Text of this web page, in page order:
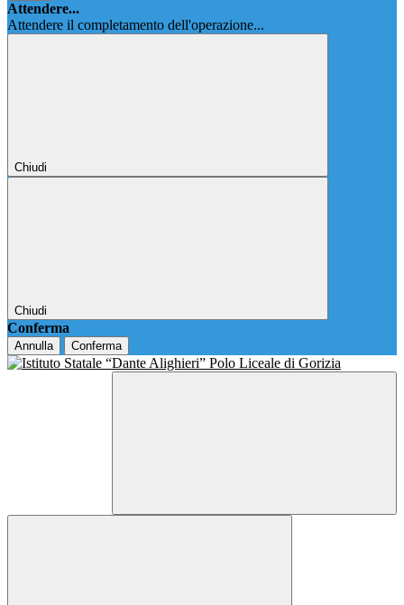
Attendere...
Attendere il completamento dell'operazione...
Chiudi
Chiudi
Conferma
Annulla Conferma